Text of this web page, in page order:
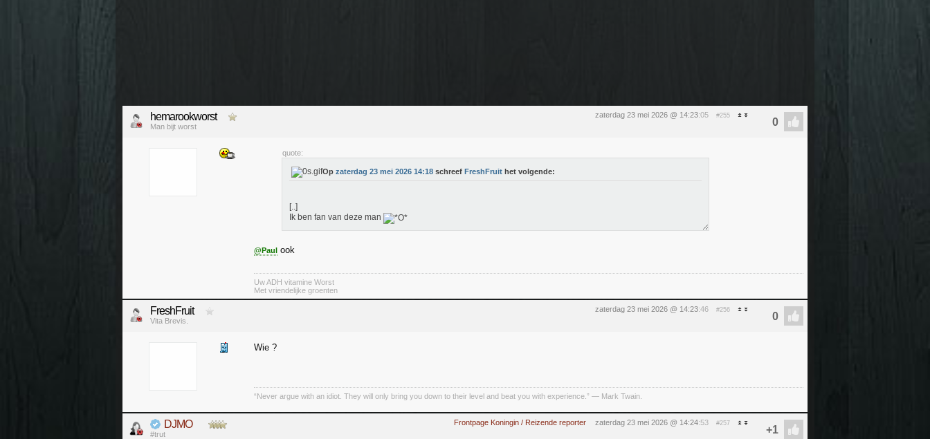
zaterdag 23 mei 2026 @ 14:23:05 #255
hemarookworst
Man bijt worst
quote:
Op zaterdag 23 mei 2026 14:18 schreef FreshFruit het volgende:
[..]
Ik ben fan van deze man
@Paul ook
Uw ADH vitamine Worst
Met vriendelijke groenten
zaterdag 23 mei 2026 @ 14:23:46 #256
FreshFruit
Vita Brevis.
Wie ?
“Never argue with an idiot. They will only bring you down to their level and beat you with experience.” ― Mark Twain.
Frontpage Koningin / Reizende reporter zaterdag 23 mei 2026 @ 14:24:53 #257
DJMO
#trut